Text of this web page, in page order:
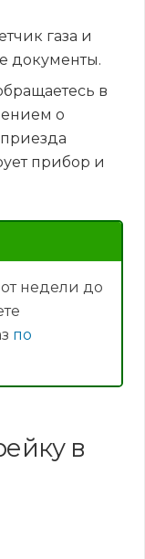
газа и
документы.
в
о
прибор и
недели до
по
в